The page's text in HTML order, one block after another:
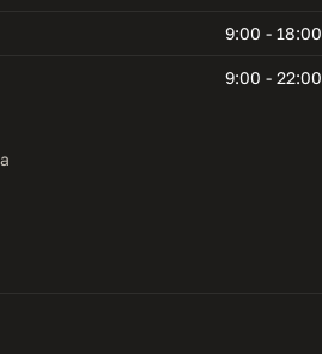
9:00 - 18:00
9:00 - 22:00